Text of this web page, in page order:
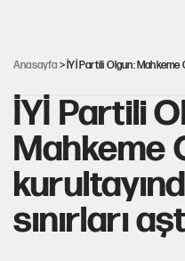
Anasayfa > İYİ Partili Olgun: Mahkeme
İYİ Partili
Mahkeme
sınırları